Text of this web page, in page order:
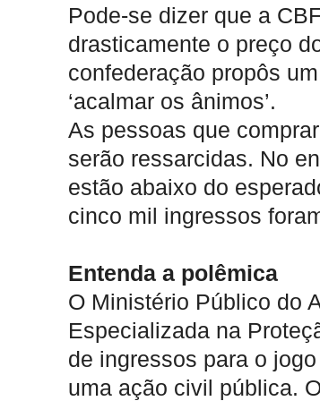
Pode-se dizer que a
drasticamente o preço
confederação propôs
‘acalmar os ânimos’.
As pessoas que
serão ressarcidas. No
estão abaixo do
cinco mil ingressos
Entenda a polêmica
O Ministério Público do
Especializada na
de ingressos para o
uma ação civil pública.